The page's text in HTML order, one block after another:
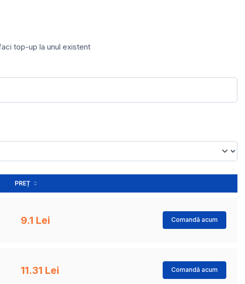
top-up la unul existent
PREȚ
9.1 Lei Comandă acum
11.31 Lei Comandă acum